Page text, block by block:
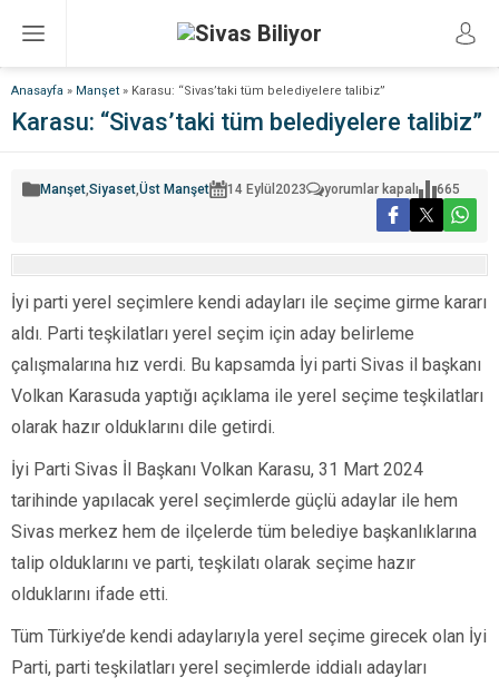
Anasayfa » Manşet » Karasu: “Sivas’taki tüm belediyelere talibiz”
Karasu: “Sivas’taki tüm belediyelere talibiz”
Manşet,Siyaset,Üst Manşet 14 Eylül 2023
Karasu:
“Sivas’taki
belediyelere
talibiz”
yorumlar kapalı 665
İyi parti yerel seçimlere kendi adayları ile seçime girme kararı
aldı. Parti teşkilatları yerel seçim için aday belirleme
çalışmalarına hız verdi. Bu kapsamda İyi parti Sivas il başkanı
Volkan Karasuda yaptığı açıklama ile yerel seçime teşkilatları
olarak hazır olduklarını dile getirdi.
İyi Parti Sivas İl Başkanı Volkan Karasu, 31 Mart 2024
tarihinde yapılacak yerel seçimlerde güçlü adaylar ile hem
Sivas merkez hem de ilçelerde tüm belediye başkanlıklarına
talip olduklarını ve parti, teşkilatı olarak seçime hazır
olduklarını ifade etti.
Tüm Türkiye’de kendi adaylarıyla yerel seçime girecek olan İyi
Parti, parti teşkilatları yerel seçimlerde iddialı adayları